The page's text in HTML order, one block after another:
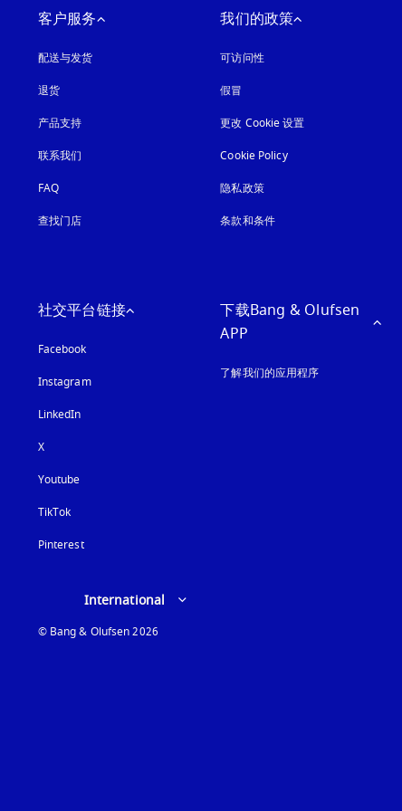
客户服务
配送与发货
退货
产品支持
联系我们
FAQ
查找门店
我们的政策
可访问性在新选项卡中打开
假冒
更改 Cookie 设置
Cookie Policy在新选项卡中打开
隐私政策在新选项卡中打开
条款和条件
社交平台链接
Facebook
Instagram在新选项卡中打开
LinkedIn
X
Youtube
TikTok
Pinterest
下载Bang & Olufsen
APP
了解我们的应用程序
Select country and language
International
© Bang & Olufsen 2026